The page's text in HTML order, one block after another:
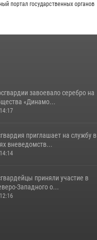
портал государственных органов
завоевало серебро на
«Динамо...
приглашает на службу в
вневедомств...
приняли участие в
Западного о...